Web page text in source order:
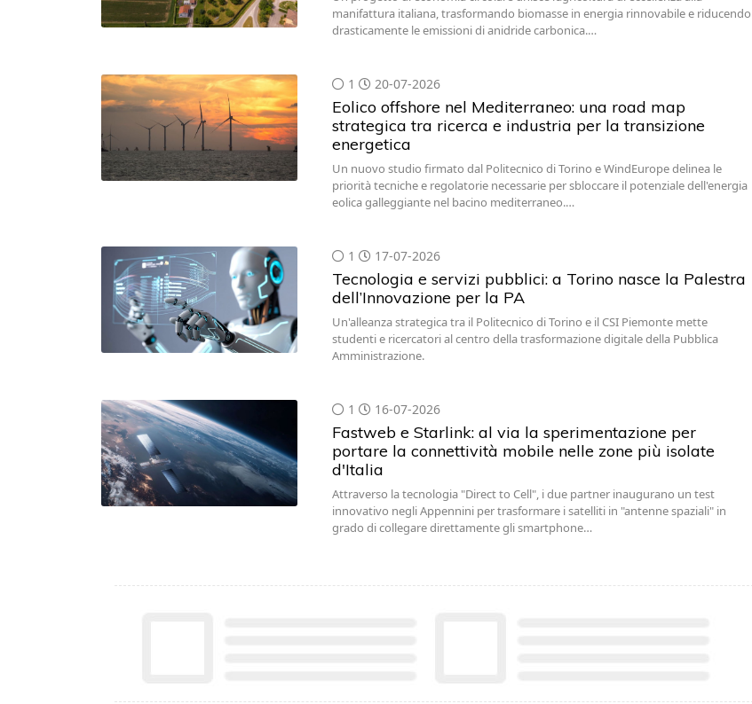
manifattura italiana, trasformando biomasse in energia rinnovabile e riducendo
drasticamente le emissioni di anidride carbonica.…
1 20-07-2026
Eolico offshore nel Mediterraneo: una road map
strategica tra ricerca e industria per la transizione
energetica
Un nuovo studio firmato dal Politecnico di Torino e WindEurope delinea le
priorità tecniche e regolatorie necessarie per sbloccare il potenziale dell'energia
eolica galleggiante nel bacino mediterraneo.…
1 17-07-2026
Tecnologia e servizi pubblici: a Torino nasce la Palestra
dell’Innovazione per la PA
Un'alleanza strategica tra il Politecnico di Torino e il CSI Piemonte mette
studenti e ricercatori al centro della trasformazione digitale della Pubblica
Amministrazione.
1 16-07-2026
Fastweb e Starlink: al via la sperimentazione per
portare la connettività mobile nelle zone più isolate
d'Italia
Attraverso la tecnologia "Direct to Cell", i due partner inaugurano un test
innovativo negli Appennini per trasformare i satelliti in "antenne spaziali" in
grado di collegare direttamente gli smartphone…